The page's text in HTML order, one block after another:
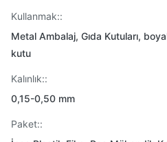
Kullanmak::
Metal Ambalaj, Gıda Kutuları,
kutu
Kalınlık::
0,15-0,50 mm
Paket::